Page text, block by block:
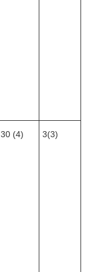
30 (4) 3(3)